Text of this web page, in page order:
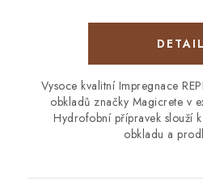
Vysoce kvalitní Impregnace
obkladů značky Magicrete v
Hydrofobní přípravek slouží
obkladu a